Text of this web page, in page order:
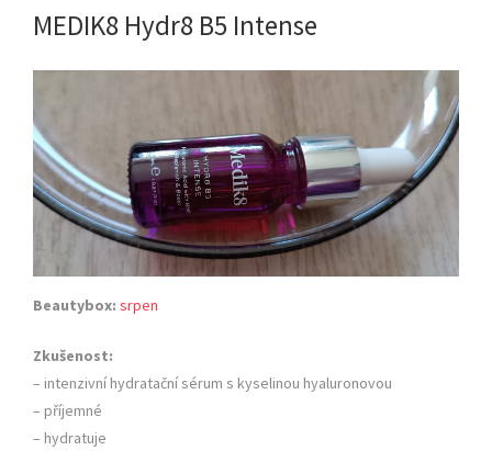
MEDIK8 Hydr8 B5 Intense
Beautybox: srpen
Zkušenost:
– intenzivní hydratační sérum s kyselinou hyaluronovou
– příjemné
– hydratuje